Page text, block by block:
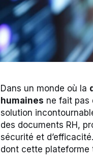
Dans un monde où la
humaines ne fait pas
solution
des documents RH,
sécurité et
dont cette plateforme